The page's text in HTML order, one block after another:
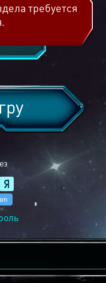
требуется